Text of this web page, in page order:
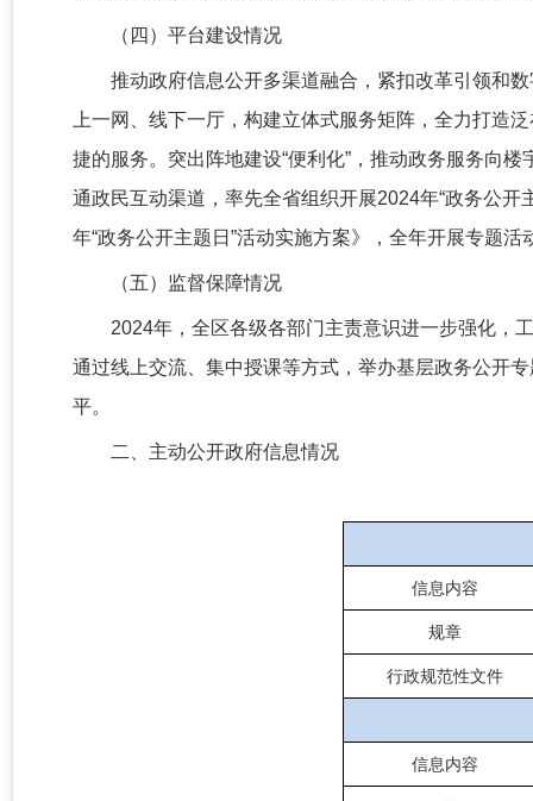
（四）平台建设情况
推动政府信息公开多渠道融合，紧扣改革引领和
上一网、线下一厅，构建立体式服务矩阵，全力打造
捷的服务。突出阵地建设“便利化”，推动政务服务向
通政民互动渠道，率先全省组织开展2024年“政务公
年“政务公开主题日”活动实施方案》，全年开展专题活
（五）监督保障情况
2024年，全区各级各部门主责意识进一步强化，
通过线上交流、集中授课等方式，举办基层政务公开
平。
二、主动公开政府信息情况
信息内容
规章
行政规范性文件
信息内容